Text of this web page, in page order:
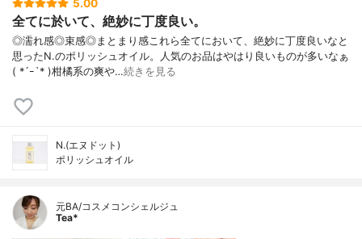
5.00
全てに於いて、絶妙に丁度良い。
◎濡れ感◎束感◎まとまり感これら全てにおいて、絶妙に丁度良いなと
思ったN.のポリッシュオイル。人気のお品はやはり良いものが多いなぁ
( *´ｰ`* )柑橘系の爽や…続きを見る
N.(エヌドット)
ポリッシュオイル
元BA/コスメコンシェルジュ
Tea*